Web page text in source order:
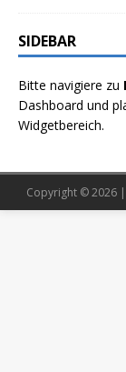
SIDEBAR
Bitte navigiere zu
Dashboard und
Widgetbereich.
Copyright © 2026 |